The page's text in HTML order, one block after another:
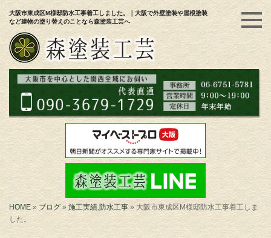
大阪市東成区M様邸防水工事着工しました。｜大阪で外壁塗装や屋根塗装
など建物の塗り替えのことなら森塗装工芸へ
HOME » ブログ» 施工実績 防水工事 » 大阪市東成区M様邸防水工事着工しま
した。